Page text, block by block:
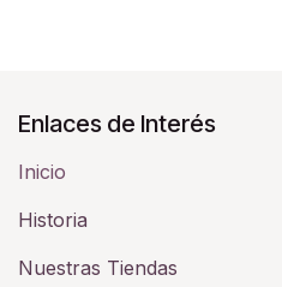
Enlaces de Interés
Inicio
Historia​
Nuestras Tiendas